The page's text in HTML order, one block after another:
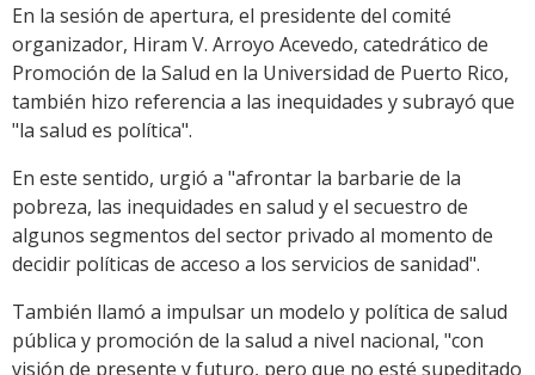
En la sesión de apertura, el presidente del comité
organizador, Hiram V. Arroyo Acevedo, catedrático de
Promoción de la Salud en la Universidad de Puerto Rico,
también hizo referencia a las inequidades y subrayó que
"la salud es política".
En este sentido, urgió a "afrontar la barbarie de la
pobreza, las inequidades en salud y el secuestro de
algunos segmentos del sector privado al momento de
decidir políticas de acceso a los servicios de sanidad".
También llamó a impulsar un modelo y política de salud
pública y promoción de la salud a nivel nacional, "con
visión de presente y futuro, pero que no esté supeditado